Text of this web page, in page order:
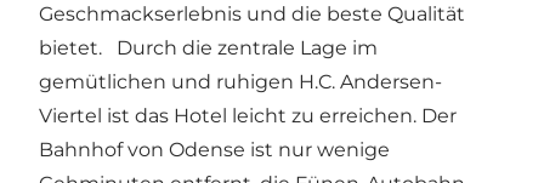
Geschmackserlebnis und die beste Qualität
bietet. Durch die zentrale Lage im
gemütlichen und ruhigen H.C. Andersen-
Viertel ist das Hotel leicht zu erreichen. Der
Bahnhof von Odense ist nur wenige